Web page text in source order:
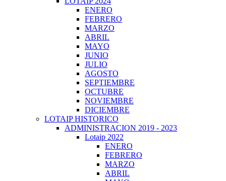
ENERO
FEBRERO
MARZO
ABRIL
MAYO
JUNIO
JULIO
AGOSTO
SEPTIEMBRE
OCTUBRE
NOVIEMBRE
DICIEMBRE
LOTAIP HISTORICO
ADMINISTRACION 2019 - 2023
Lotaip 2022
ENERO
FEBRERO
MARZO
ABRIL